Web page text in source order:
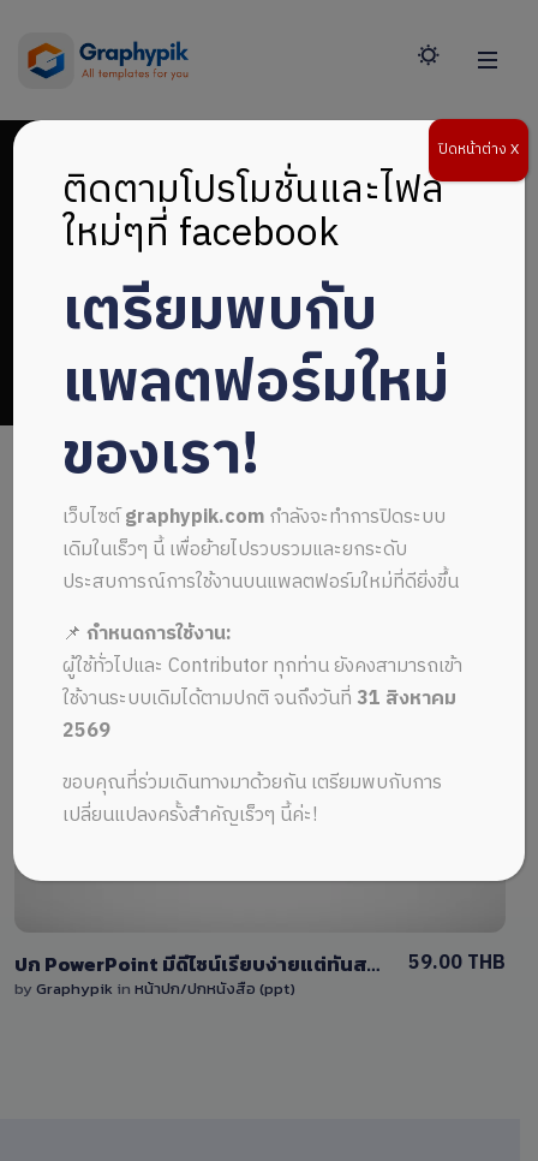
ปกน้ำเงิน
ALL MUSIC FROM ปกน้ำเงิน
0 Sale
ปก PowerPoint มีดีไซน์เรียบง่ายแต่ทันสมัย พร้อมสีสันหลากหลายและปรับแต่งได้ตามต้องการ โดยออกแบบให้ดูเป็นทางการ
by Graphypik in หน้าปก/ปกหนังสือ (ppt)
59.00 THB
ติดตามโปรโมชั่นและไฟล์
ใหม่ๆที่ facebook
เตรียมพบกับ
แพลตฟอร์มใหม่
ของเรา!
เว็บไซต์graphypik.comกำลังจะทำการปิดระบบ
เดิมในเร็วๆ นี้ เพื่อย้ายไปรวบรวมและยกระดับ
ประสบการณ์การใช้งานบนแพลตฟอร์มใหม่ที่ดียิ่งขึ้น
📌กำหนดการใช้งาน:
ผู้ใช้ทั่วไปและ Contributor ทุกท่าน ยังคงสามารถเข้า
ใช้งานระบบเดิมได้ตามปกติ จนถึงวันที่ 31 สิงหาคม
2569
ขอบคุณที่ร่วมเดินทางมาด้วยกัน เตรียมพบกับการ
เปลี่ยนแปลงครั้งสำคัญเร็วๆ นี้ค่ะ!
ปิดหน้าต่าง X